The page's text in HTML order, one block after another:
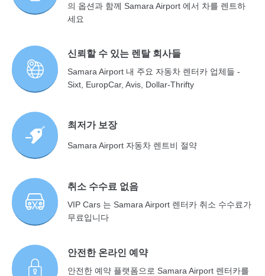
의 옵션과 함께 Samara Airport 에서 차를 렌트하
세요
신뢰할 수 있는 렌탈 회사들
Samara Airport 내 주요 자동차 렌터카 업체들 -
Sixt, EuropCar, Avis, Dollar-Thrifty
최저가 보장
Samara Airport 자동차 렌트비 절약
취소 수수료 없음
VIP Cars 는 Samara Airport 렌터카 취소 수수료가
무료입니다
안전한 온라인 예약
안전한 예약 플랫폼으로 Samara Airport 렌터카를